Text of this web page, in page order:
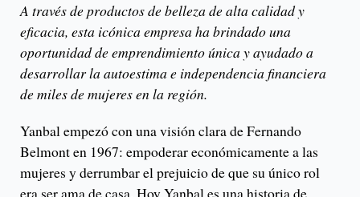
A través de productos de belleza de alta calidad y
eficacia, esta icónica empresa ha brindado una
oportunidad de emprendimiento única y ayudado a
desarrollar la autoestima e independencia financiera
de miles de mujeres en la región.
Yanbal empezó con una visión clara de Fernando
Belmont en 1967: empoderar económicamente a las
mujeres y derrumbar el prejuicio de que su único rol
era ser ama de casa. Hoy Yanbal es una historia de